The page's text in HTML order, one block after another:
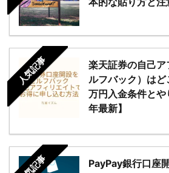
人気記事
楽天証券の自己
ルフバック）は
万円入金条件と
年最新】
PayPay銀行口座